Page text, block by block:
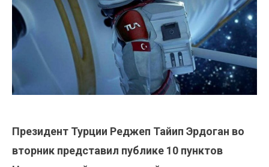
Президент Турции Реджеп Тайип Эрдоган во
вторник представил публике 10 пунктов